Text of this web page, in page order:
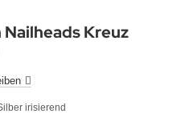
Kreuz
irisierend